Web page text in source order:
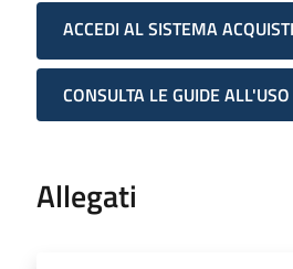
ACCEDI AL SISTEMA
CONSULTA LE GUIDE ALL'USO
Allegati